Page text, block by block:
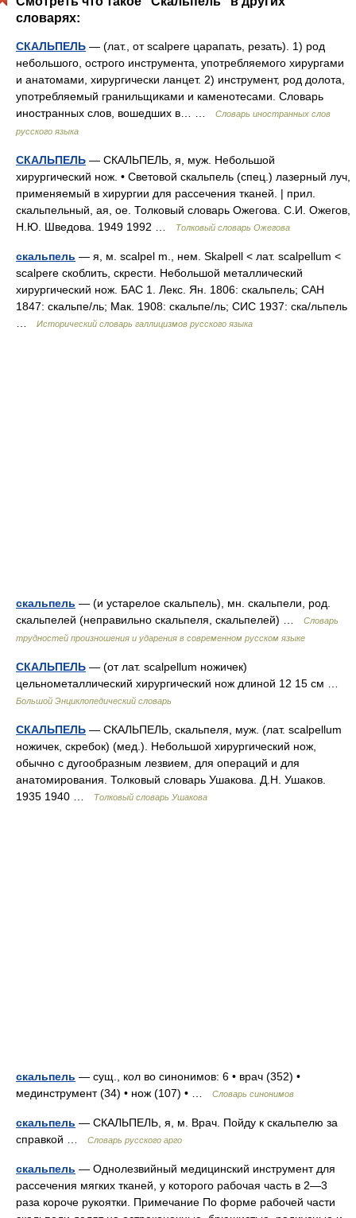
словарях:
СКАЛЬПЕЛЬ — (лат., от scalpere царапать, резать). 1) род
небольшого, острого инструмента, употребляемого хирургами
и анатомами, хирургически ланцет. 2) инструмент, род долота,
употребляемый гранильщиками и каменотесами. Словарь
иностранных слов, вошедших в… …
Словарь иностранных слов
русского языка
СКАЛЬПЕЛЬ — СКАЛЬПЕЛЬ, я, муж. Небольшой
хирургический нож. • Световой скальпель (спец.) лазерный луч,
применяемый в хирургии для рассечения тканей. | прил.
скальпельный, ая, ое. Толковый словарь Ожегова. С.И. Ожегов,
Н.Ю. Шведова. 1949 1992 …
Толковый словарь Ожегова
скальпель — я, м. scalpel m., нем. Skalpell < лат. scalpellum <
scalpere скоблить, скрести. Небольшой металлический
хирургический нож. БАС 1. Лекс. Ян. 1806: скальпель; САН
1847: скальпе/ль; Мак. 1908: скальпе/ль; СИС 1937: ска/льпель
Исторический словарь галлицизмов русского языка
скальпель — (и устарелое скальпель), мн. скальпели, род.
скальпелей (неправильно скальпеля, скальпелей) …
Словарь
трудностей произношения и ударения в современном русском языке
СКАЛЬПЕЛЬ — (от лат. scalpellum ножичек)
цельнометаллический хирургический нож длиной 12 15 см …
Большой Энциклопедический словарь
СКАЛЬПЕЛЬ — СКАЛЬПЕЛЬ, скальпеля, муж. (лат. scalpellum
ножичек, скребок) (мед.). Небольшой хирургический нож,
обычно с дугообразным лезвием, для операций и для
анатомирования. Толковый словарь Ушакова. Д.Н. Ушаков.
1935 1940 …
Толковый словарь Ушакова
скальпель — сущ., кол во синонимов: 6 • врач (352) •
мединструмент (34) • нож (107) • …
Словарь синонимов
скальпель — СКАЛЬПЕЛЬ, я, м. Врач. Пойду к скальпелю за
справкой …
Словарь русского арго
скальпель — Однолезвийный медицинский инструмент для
рассечения мягких тканей, у которого рабочая часть в 2—3
раза короче рукоятки. Примечание По форме рабочей части